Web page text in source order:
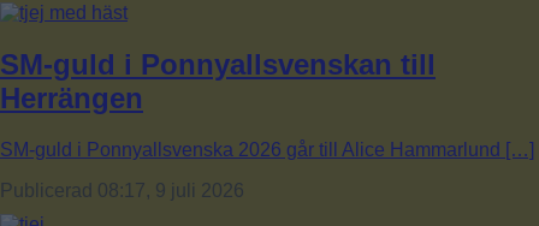
SM-guld i Ponnyallsvenskan till
Herrängen
SM-guld i Ponnyallsvenska 2026 går till Alice Hammarlund […]
Publicerad 08:17, 9 juli 2026